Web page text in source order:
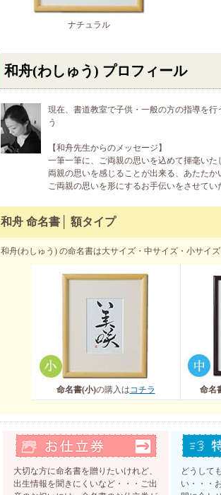
ナチュラル
和舟(わしゅう) プロフィール
現在、書道教室で子供・一般の方の指導を
う
【和舟先生からのメッセージ】
一筆一筆に、ご両親の思いを込めて揮毫い
両親の思いを感じることが出来る、あたたか
ご両親の思いを形にするお手伝いをさせてい
和舟 命名書│ 額タイプ
和舟(わしゅう) の命名書は大サイズ・中サイズ・小サイ
命名書(小)の購入はコチラ 命名
大切な方に命名書を贈りたいけれど、
出生情報を聞きにくいなど・・・ご出
どうして
い・・・